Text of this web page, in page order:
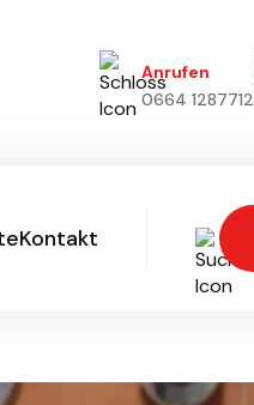
Anrufen
0664 1287712
Kontakt